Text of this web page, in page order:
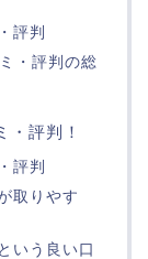
評判
・評判の総
・評判！
評判
取りやす
いう良い口